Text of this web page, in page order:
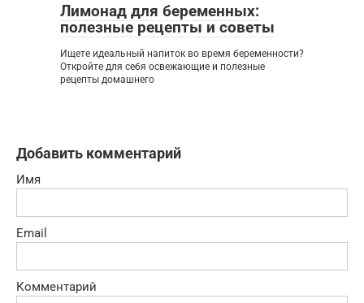
Лимонад для беременных:
полезные рецепты и советы
Ищете идеальный напиток во время беременности?
Откройте для себя освежающие и полезные
рецепты домашнего
Добавить комментарий
Имя
Email
Комментарий